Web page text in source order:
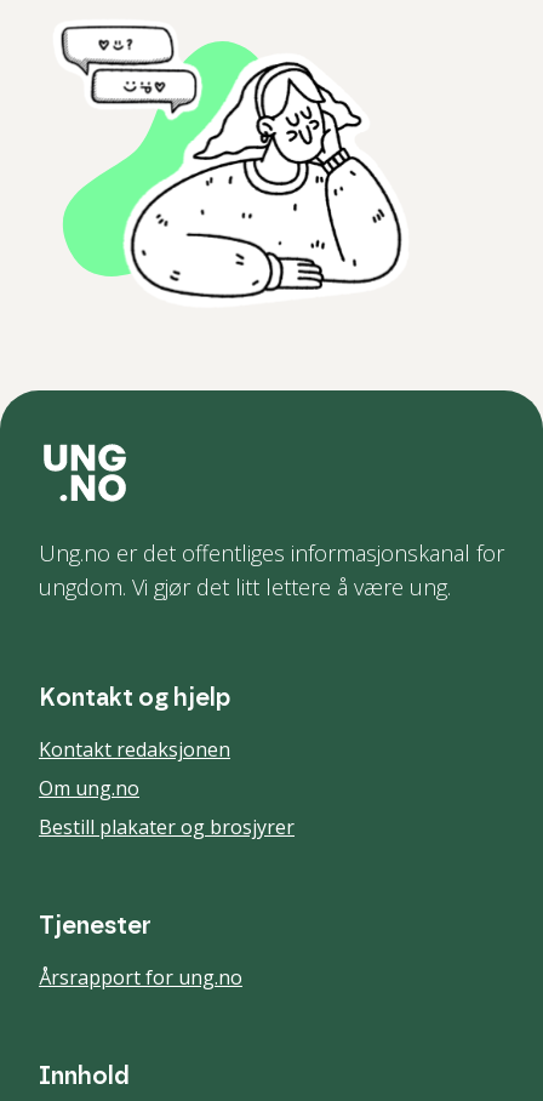
Ung.no er det offentliges informasjonskanal for
ungdom. Vi gjør det litt lettere å være ung.
Kontakt og hjelp
Kontakt redaksjonen
Om ung.no
Bestill plakater og brosjyrer
Tjenester
Årsrapport for ung.no
Innhold